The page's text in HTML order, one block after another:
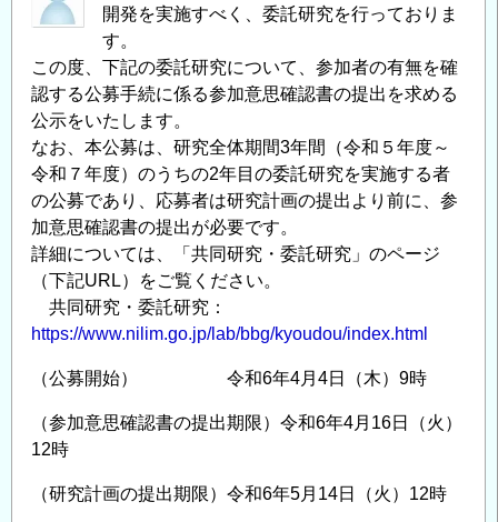
ド
「web
セ
ミ
ナ
ー
開
催」
と
「G
間
出
展」
の
開発を実施すべく、委託研究を行っておりま
す。
この度、下記の委託研究について、参加者の有無を確
認する公募手続に係る参加意思確認書の提出を求める
公示をいたします。
なお、本公募は、研究全体期間3年間（令和５年度～
令和７年度）のうちの2年目の委託研究を実施する者
の公募であり、応募者は研究計画の提出より前に、参
加意思確認書の提出が必要です。
詳細については、「共同研究・委託研究」のページ
（下記URL）をご覧ください。
共同研究・委託研究：
https://www.nilim.go.jp/lab/bbg/kyoudou/index.html
（公募開始） 令和6年4月4日（木）9時
（参加意思確認書の提出期限）令和6年4月16日（火）
12時
（研究計画の提出期限）令和6年5月14日（火）12時